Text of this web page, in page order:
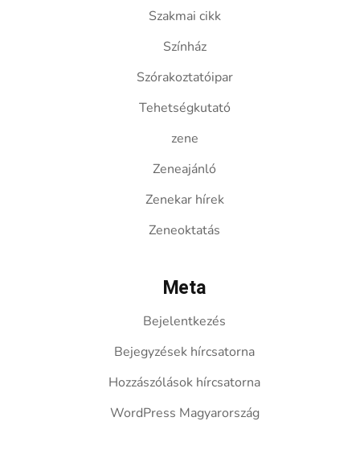
Szakmai cikk
Színház
Szórakoztatóipar
Tehetségkutató
zene
Zeneajánló
Zenekar hírek
Zeneoktatás
Meta
Bejelentkezés
Bejegyzések hírcsatorna
Hozzászólások hírcsatorna
WordPress Magyarország